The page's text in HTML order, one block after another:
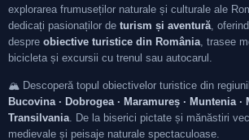
explorarea frumuseților naturale și culturale ale
dedicați pasionaților de turism și aventură ,
despre obiective turistice din România , trasee
bicicleta și excursii cu trenul sau autocarul.
🏔️ Descoperă topul obiectivelor turistice din
Bucovina · Dobrogea · Maramureș · Muntenia ·
Transilvania . De la biserici pictate și mănăstiri
medievale și peisaje naturale spectaculoase.